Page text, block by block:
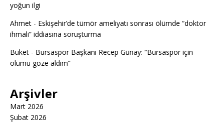
yoğun ilgi
Ahmet - Eskişehir’de tümör ameliyatı sonrası ölümde “doktor
ihmali” iddiasına soruşturma
Buket - Bursaspor Başkanı Recep Günay: “Bursaspor için
ölümü göze aldım”
Arşivler
Mart 2026
Şubat 2026